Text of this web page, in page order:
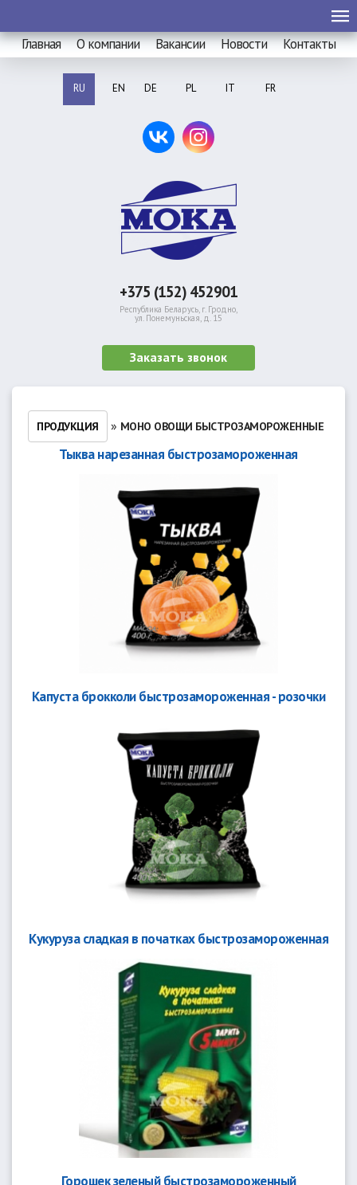
Главная О компании Вакансии Новости Контакты
RU EN DE PL IT FR
+375 (152) 452901
Республика Беларусь, г. Гродно,
ул. Понемуньская, д. 15
Заказать звонок
ПРОДУКЦИЯ » МОНО ОВОЩИ БЫСТРОЗАМОРОЖЕННЫЕ
Тыква нарезанная быстрозамороженная
Капуста брокколи быстрозамороженная - розочки
Кукуруза сладкая в початках быстрозамороженная
Горошек зеленый быстрозамороженный